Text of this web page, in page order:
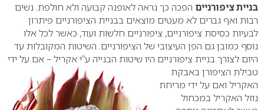
בניית ציפורניים הפכה כך נראה לאופנה קבועה ולא חולפת. נשים
רבות ואף גברים לא מעטים מוצאים בבניית הציפורניים פיתרון
לבעיות כסיסת ציפורניים, ציפורניים חלשות ועוד, כאשר לכל אלו
נוסף כמובן גם הפן העיצובי של הציפורניים. השיטות המקובלות עד
היום לצורך בניית ציפורניים היו שיטות הבנייה ע”י אקריל – אם על ידי
טבילת הציפורן באבקת
האקריל ואם על ידי מריחת
נוזל האקריל במכחול